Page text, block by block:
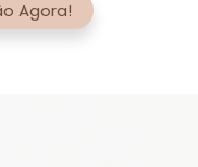
Agora!